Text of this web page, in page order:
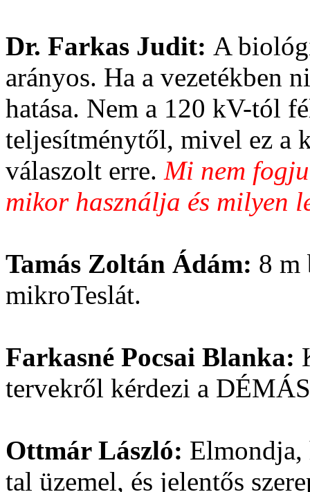
Dr. Farkas Judit: A
arányos. Ha a vezetékben
hatása. Nem a 120 kV-tól
teljesítménytől, mivel ez a
válaszolt erre. Mi nem
mikor használja és milyen
Tamás Zoltán Ádám: 8 m
mikroTeslát.
Farkasné Pocsai Blanka:
tervekről kérdezi a
Ottmár László: Elmondja,
tal üzemel, és jelentős